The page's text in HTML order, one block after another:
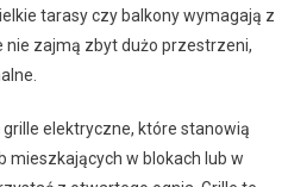
tarasy czy balkony wymagają z
nie zajmą zbyt dużo przestrzeni,
elektryczne, które stanowią
mieszkających w blokach lub w